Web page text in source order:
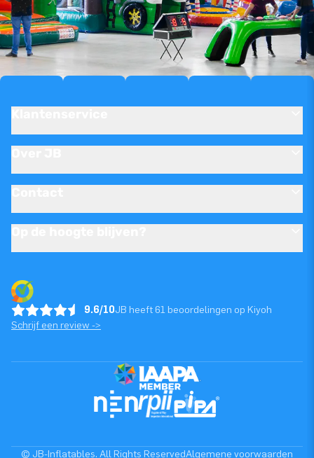
9.6/10JB heeft 61 beoordelingen op Kiyoh
Schrijf een review ->
© JB-Inflatables. All Rights ReservedAlgemene voorwaarden